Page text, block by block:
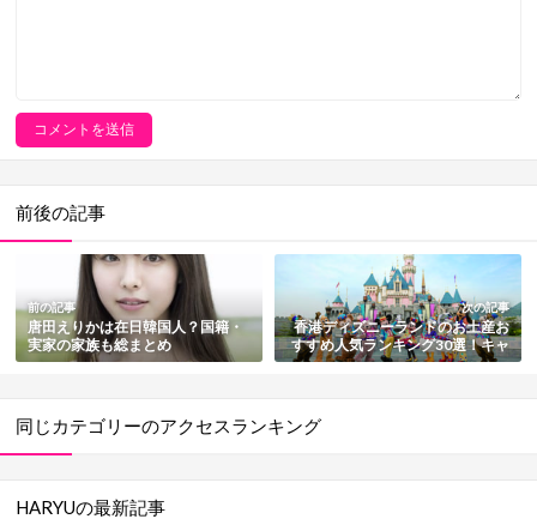
前後の記事
前の記事
唐田えりかは在日韓国人？国籍・
実家の家族も総まとめ
次の記事
香港ディズニーランドのお土産お
すすめ人気ランキング30選！キャ
ラグッズ・雑貨・お菓子・ファッ
同じカテゴリーのアクセスランキング
HARYUの最新記事